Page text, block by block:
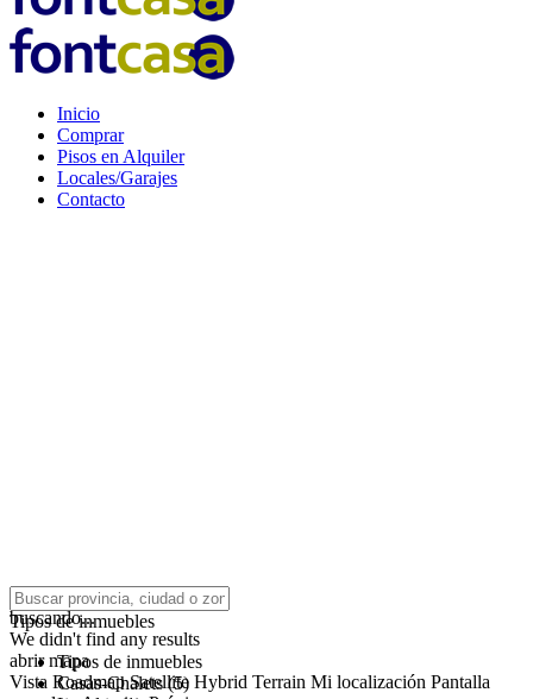
Inicio
Comprar
Pisos en Alquiler
Locales/Garajes
Contacto
click to enable zoom
buscando...
We didn't find any results
abrir mapa
Vista Roadmap Satellite Hybrid Terrain Mi localización Pantalla
Tipos de inmuebles
Tipos de inmuebles
Casas-Chalets (5)